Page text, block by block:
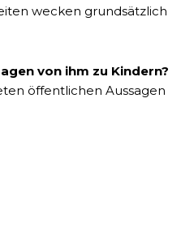
wecken grundsätzlich
von ihm zu Kindern?
öffentlichen Aussagen